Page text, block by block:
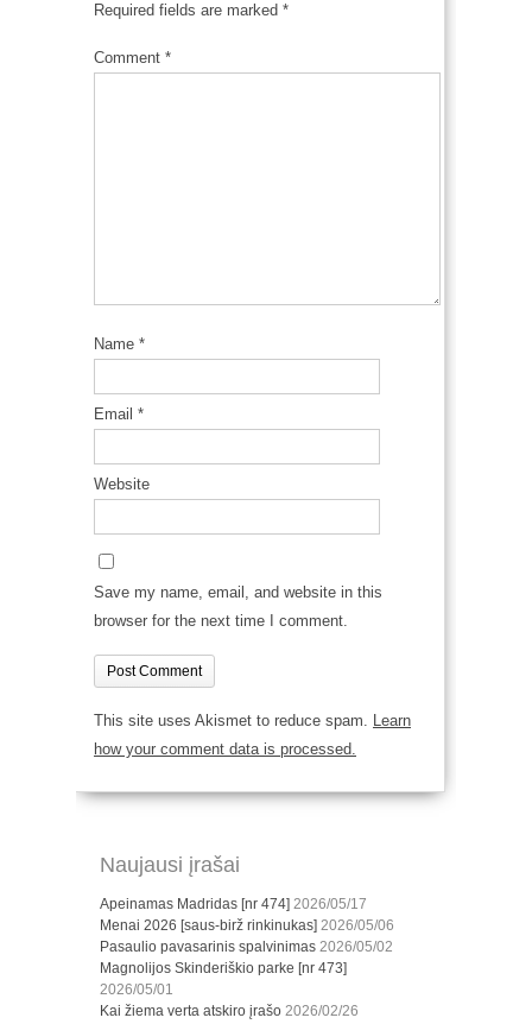
Required fields are marked *
Comment *
Name *
Email *
Website
Save my name, email, and website in this
browser for the next time I comment.
This site uses Akismet to reduce spam. Learn
how your comment data is processed.
Naujausi įrašai
Apeinamas Madridas [nr 474] 2026/05/17
Menai 2026 [saus-birž rinkinukas] 2026/05/06
Pasaulio pavasarinis spalvinimas 2026/05/02
Magnolijos Skinderiškio parke [nr 473]
2026/05/01
Kai žiema verta atskiro įrašo 2026/02/26